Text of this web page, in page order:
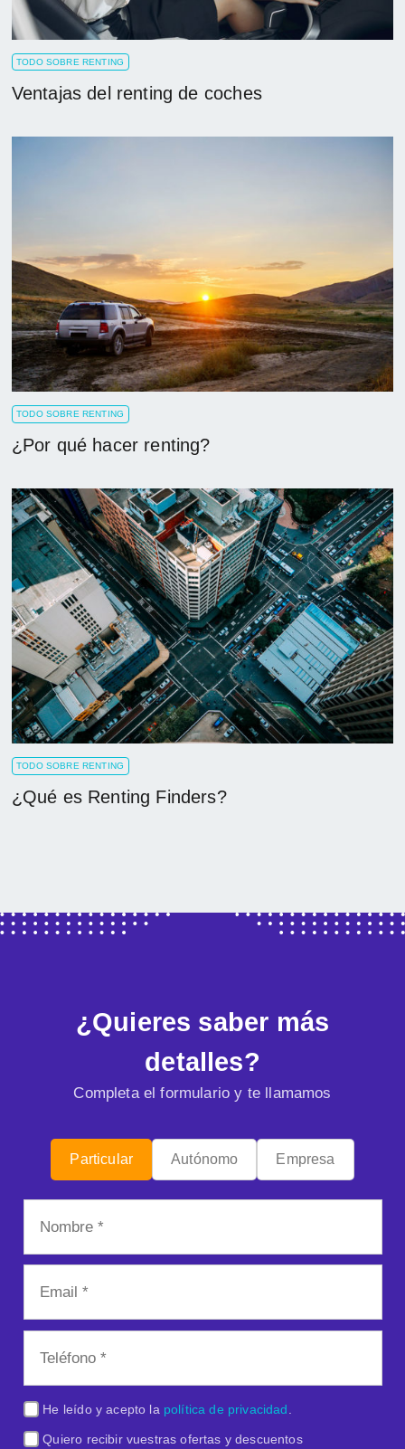
TODO SOBRE RENTING
Ventajas del renting de coches
TODO SOBRE RENTING
¿Por qué hacer renting?
TODO SOBRE RENTING
¿Qué es Renting Finders?
¿Quieres saber más
detalles?
Completa el formulario y te llamamos
Particular Autónomo Empresa
He leído y acepto la política de privacidad
Quiero recibir vuestras ofertas y descuentos